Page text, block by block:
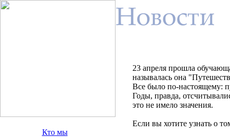
Кто мы
23 апреля прошла
называлась она
Все было по-настоящему:
Годы, правда,
это не имело значения.
Если вы хотите узнать о